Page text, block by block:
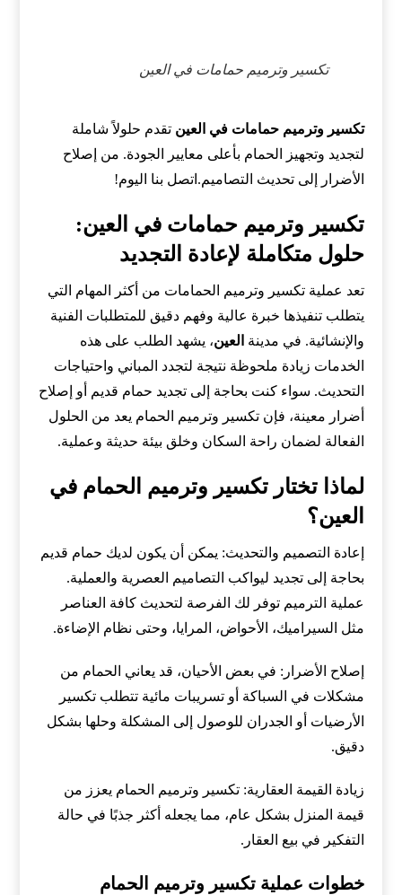
تكسير وترميم حمامات في العين
تكسير وترميم حمامات في العينتقدم حلولاً شاملة
لتجديد وتجهيز الحمام بأعلى معايير الجودة. من إصلاح
الأضرار إلى تحديث التصاميم.اتصل بنا اليوم!
تكسير وترميم حمامات في العين:
حلول متكاملة لإعادة التجديد
تعد عملية تكسير وترميم الحمامات من أكثر المهام التي
يتطلب تنفيذها خبرة عالية وفهم دقيق للمتطلبات الفنية
والإنشائية. في مدينة العين، يشهد الطلب على هذه
الخدمات زيادة ملحوظة نتيجة لتجدد المباني واحتياجات
التحديث. سواء كنت بحاجة إلى تجديد حمام قديم أو إصلاح
أضرار معينة، فإن تكسير وترميم الحمام يعد من الحلول
الفعالة لضمان راحة السكان وخلق بيئة حديثة وعملية.
لماذا تختار تكسير وترميم الحمام في
العين؟
إعادة التصميم والتحديث: يمكن أن يكون لديك حمام قديم
بحاجة إلى تجديد ليواكب التصاميم العصرية والعملية.
عملية الترميم توفر لك الفرصة لتحديث كافة العناصر
مثل السيراميك، الأحواض، المرايا، وحتى نظام الإضاءة.
إصلاح الأضرار: في بعض الأحيان، قد يعاني الحمام من
مشكلات في السباكة أو تسريبات مائية تتطلب تكسير
الأرضيات أو الجدران للوصول إلى المشكلة وحلها بشكل
دقيق.
زيادة القيمة العقارية: تكسير وترميم الحمام يعزز من
قيمة المنزل بشكل عام، مما يجعله أكثر جذبًا في حالة
التفكير في بيع العقار.
خطوات عملية تكسير وترميم الحمام